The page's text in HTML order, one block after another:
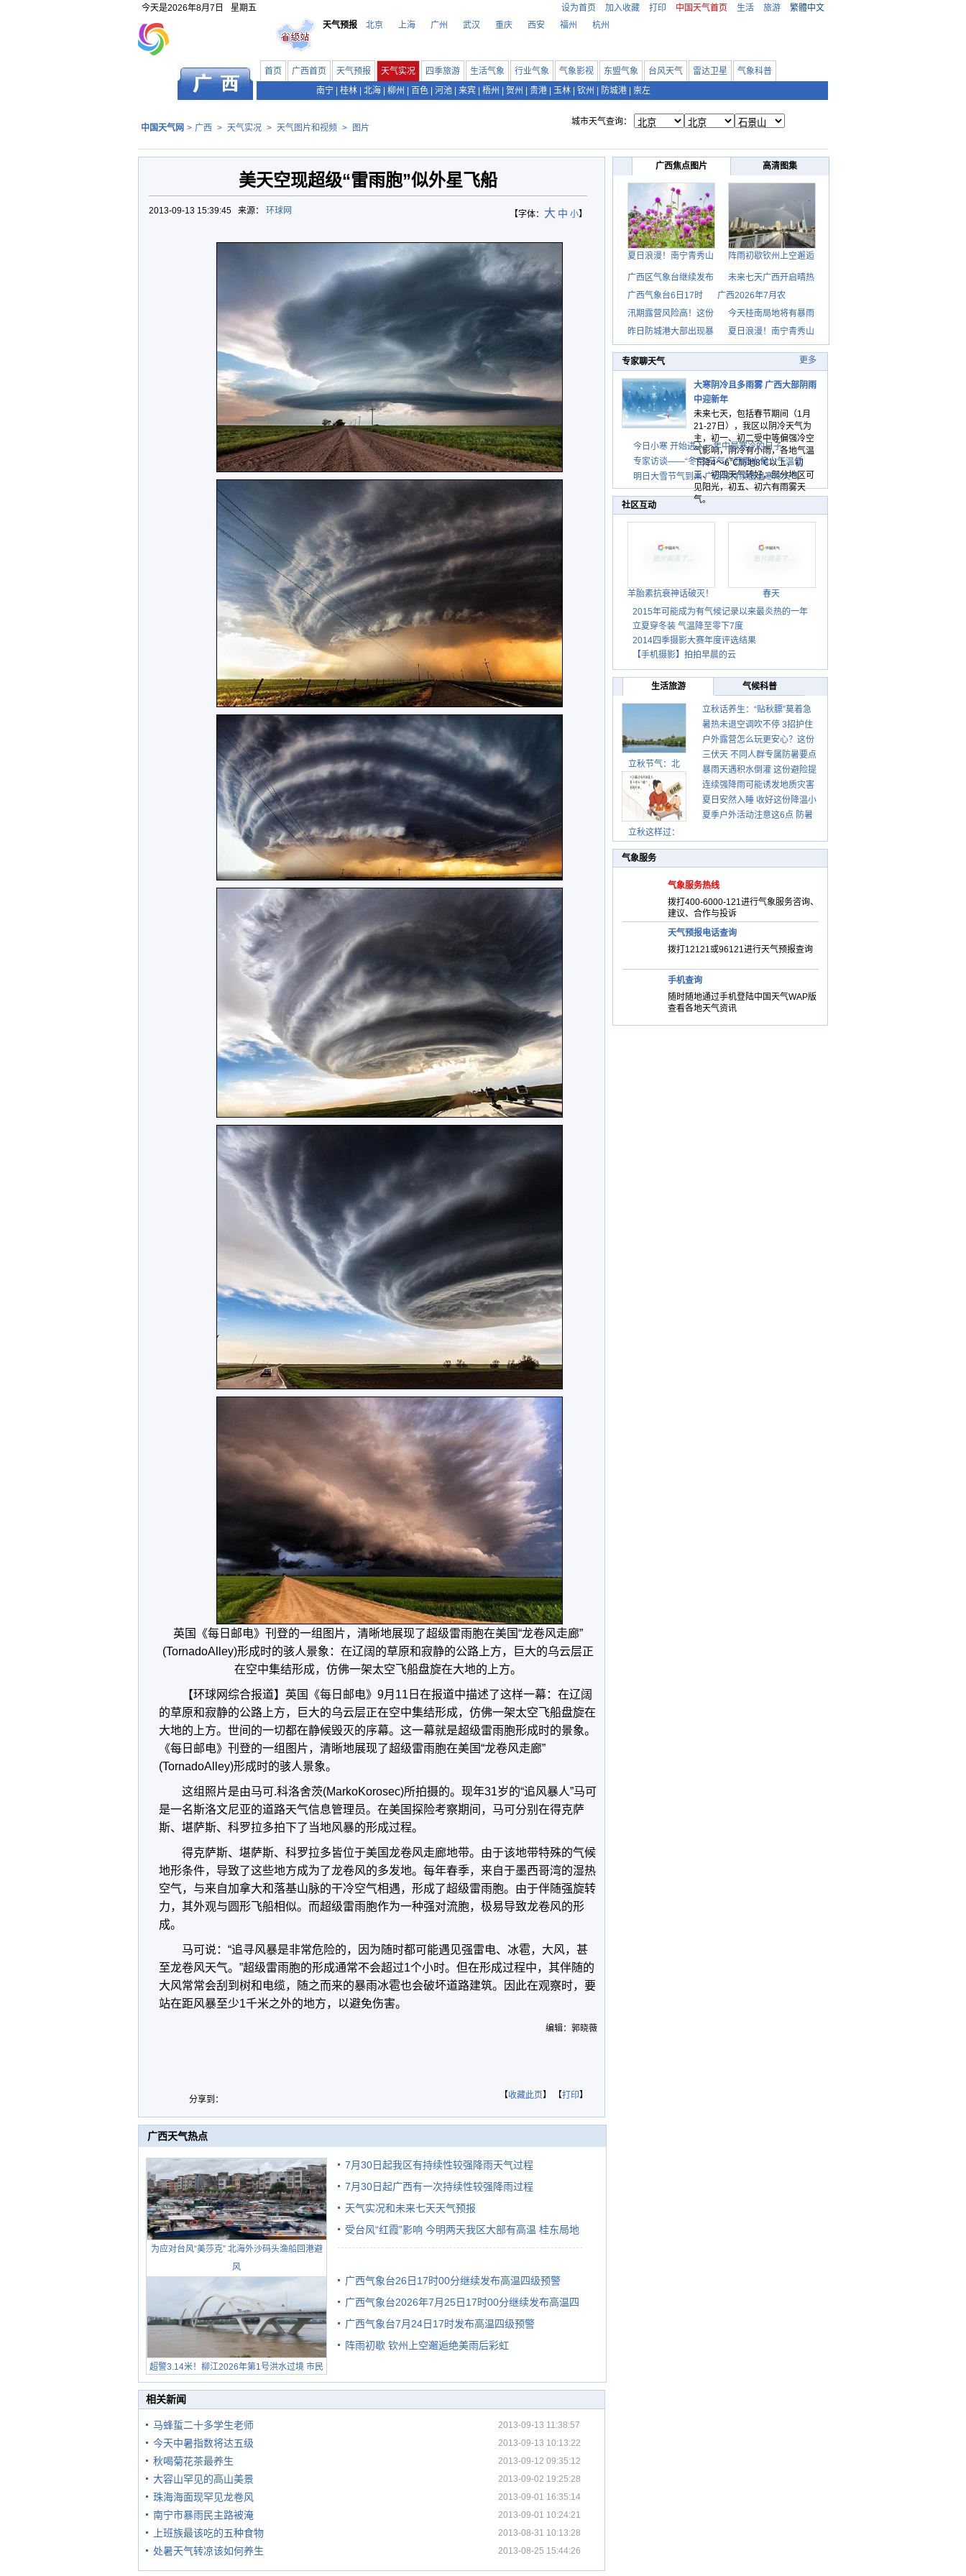
今天是2026年8月7日 星期五 设为首页 加入收藏 打印 中国天气首页 生活 旅游
繁體中文
天气预报
北京 上海 广州 武汉 重庆 西安 福州 杭州
首页 广西首页 天气预报 天气实况 四季旅游 生活气象 行业气象 气象影视 东盟气象 台风天气 雷达卫星
气象科普
南宁
桂林 北海 柳州 百色 河池 来宾 梧州 贺州 贵港 玉林 钦州 防城港 崇左
中国天气网 > 广西 > 天气实况 > 天气图片和视频 > 图片
城市天气查询：
美天空现超级“雷雨胞”似外星飞船
【字体： 大 中 小】
2013-09-13 15:39:45 来源： 环球网
英国《每日邮电》刊登的一组图片，清晰地展现了超级雷雨胞在美国“龙卷风走廊”
(TornadoAlley)形成时的骇人景象：在辽阔的草原和寂静的公路上方，巨大的乌云层正
在空中集结形成，仿佛一架太空飞船盘旋在大地的上方。
【环球网综合报道】英国《每日邮电》9月11日在报道中描述了这样一幕：在辽阔
的草原和寂静的公路上方，巨大的乌云层正在空中集结形成，仿佛一架太空飞船盘旋在
大地的上方。世间的一切都在静候毁灭的序幕。这一幕就是超级雷雨胞形成时的景象。
《每日邮电》刊登的一组图片，清晰地展现了超级雷雨胞在美国“龙卷风走廊”
(TornadoAlley)形成时的骇人景象。
这组照片是由马可.科洛舍茨(MarkoKorosec)所拍摄的。现年31岁的“追风暴人”马可
是一名斯洛文尼亚的道路天气信息管理员。在美国探险考察期间，马可分别在得克萨
斯、堪萨斯、科罗拉多拍下了当地风暴的形成过程。
得克萨斯、堪萨斯、科罗拉多皆位于美国龙卷风走廊地带。由于该地带特殊的气候
地形条件，导致了这些地方成为了龙卷风的多发地。每年春季，来自于墨西哥湾的湿热
空气，与来自加拿大和落基山脉的干冷空气相遇，形成了超级雷雨胞。由于伴随强旋转
力，其外观与圆形飞船相似。而超级雷雨胞作为一种强对流胞，极易导致龙卷风的形
成。
马可说：“追寻风暴是非常危险的，因为随时都可能遇见强雷电、冰雹，大风，甚
至龙卷风天气。”超级雷雨胞的形成通常不会超过1个小时。但在形成过程中，其伴随的
大风常常会刮到树和电缆，随之而来的暴雨冰雹也会破坏道路建筑。因此在观察时，要
站在距风暴至少1千米之外的地方，以避免伤害。
编辑：郭晓薇
分享到： 【收藏此页】 【打印】
广西天气热点
为应对台风“美莎克” 北海外沙码头渔船回港避
风
超警3.14米！柳江2026年第1号洪水过境 市民
在堤岸见证汛况
7月30日起我区有持续性较强降雨天气过程
7月30日起广西有一次持续性较强降雨过程
天气实况和未来七天天气预报
受台风“红霞”影响 今明两天我区大部有高温 桂东局地
广西气象台26日17时00分继续发布高温四级预警
广西气象台2026年7月25日17时00分继续发布高温四
级预警
广西气象台7月24日17时发布高温四级预警
阵雨初歇 钦州上空邂逅绝美雨后彩虹
相关新闻
马蜂蜇二十多学生老师 2013-09-13 11:38:57
今天中暑指数将达五级 2013-09-13 10:13:22
秋喝菊花茶最养生 2013-09-12 09:35:12
大容山罕见的高山美景 2013-09-02 19:25:28
珠海海面现罕见龙卷风 2013-09-01 16:35:14
南宁市暴雨民主路被淹 2013-09-01 10:24:21
上班族最该吃的五种食物 2013-08-31 10:13:28
处暑天气转凉该如何养生 2013-08-25 15:44:26
广西焦点图片 高清图集
夏日浪漫！南宁青秀山 阵雨初歇钦州上空邂逅
广西区气象台继续发布
未来七天广西开启晴热
广西气象台6日17时
广西2026年7月农
汛期露营风险高！这份
今天桂南局地将有暴雨
昨日防城港大部出现暴
夏日浪漫！南宁青秀山
专家聊天气 更多
大寒阴冷且多雨雾 广西大部阴雨
中迎新年
未来七天，包括春节期间（1月
21-27日），我区以阴冷天气为
主，初一、初二受中等偏强冷空
气影响，阴冷有小雨，各地气温
下降4～6℃局地8℃以上，初
三、初四天气转好，部分地区可
见阳光，初五、初六有雨雾天
气。
今日小寒 开始进入一年中最寒冷的日子
专家访谈——“冬至”节气广西雨水偏少气温低
明日大雪节气到来 广西将持续低温寒冷天气
社区互动
羊胎素抗衰神话破灭！
春天
2015年可能成为有气候记录以来最炎热的一年
立夏穿冬装 气温降至零下7度
2014四季摄影大赛年度评选结果
【手机摄影】拍拍早晨的云
生活旅游 气候科普
立秋节气：北
立秋这样过：
立秋话养生：“贴秋膘”莫着急
先清暑再防燥
暑热未退空调吹不停 3招护住
肩颈不酸痛
户外露营怎么玩更安心？这份
攻略请收好
三伏天 不同人群专属防暑要点
请收好
暴雨天遇积水倒灌 这份避险提
示请收好
连续强降雨可能诱发地质灾害
这些前兆要知道
夏日安然入睡 收好这份降温小
贴士
夏季户外活动注意这6点 防暑
气象服务
气象服务热线
拨打400-6000-121进行气象服务咨询、
建议、合作与投诉
天气预报电话查询
拨打12121或96121进行天气预报查询
手机查询
随时随地通过手机登陆中国天气WAP版
查看各地天气资讯